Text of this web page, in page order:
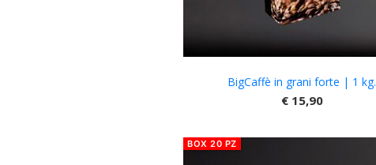
BigCaffè in grani forte | 1 kg.
€15,90
BOX 20 PZ